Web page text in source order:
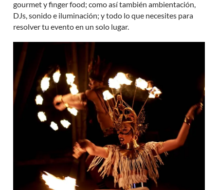
gourmet y finger food; como así también ambientación,
DJs, sonido e iluminación; y todo lo que necesites para
resolver tu evento en un solo lugar.